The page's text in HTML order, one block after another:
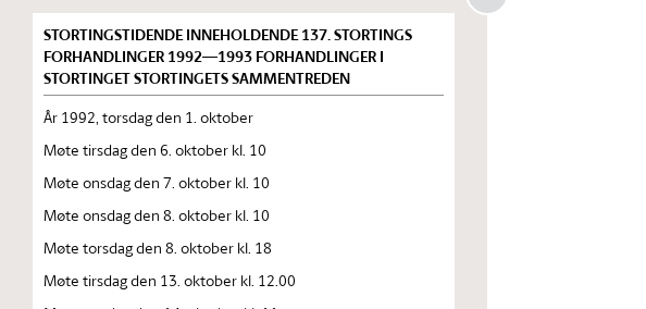
STORTINGSTIDENDE INNEHOLDENDE 137. STORTINGS
FORHANDLINGER 1992—1993 FORHANDLINGER I
STORTINGET STORTINGETS SAMMENTREDEN
År 1992, torsdag den 1. oktober
Møte tirsdag den 6. oktober kl. 10
Møte onsdag den 7. oktober kl. 10
Møte onsdag den 8. oktober kl. 10
Møte torsdag den 8. oktober kl. 18
Møte tirsdag den 13. oktober kl. 12.00